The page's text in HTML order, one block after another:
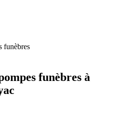
funèbres
funèbres à